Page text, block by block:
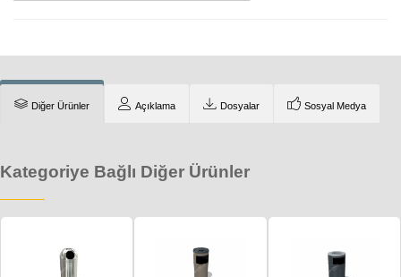
Diğer Ürünler Açıklama Dosyalar Sosyal Medya
Kategoriye Bağlı Diğer Ürünler